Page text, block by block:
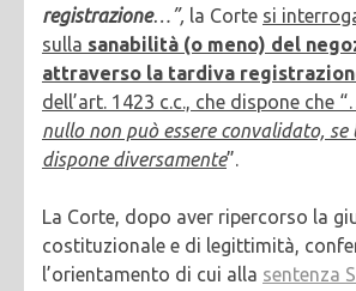
registrazione…”, la Corte si
sulla sanabilità (o meno) del
attraverso la tardiva
dell’art. 1423 c.c., che dispone che
nullo non può essere convalidato, se
dispone diversamente”.
La Corte, dopo aver ripercorso la
costituzionale e di legittimità,
l’orientamento di cui alla sentenza